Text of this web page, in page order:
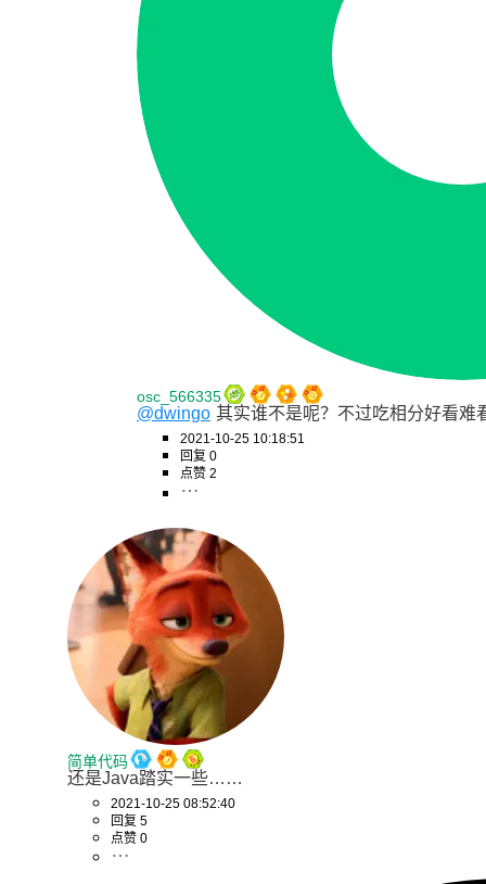
osc_566335
@dwingo 其实谁不是呢？不过吃相分好看难
2021-10-25 10:18:51
回复 0
点赞 2
简单代码
还是Java踏实一些……
2021-10-25 08:52:40
回复 5
点赞 0